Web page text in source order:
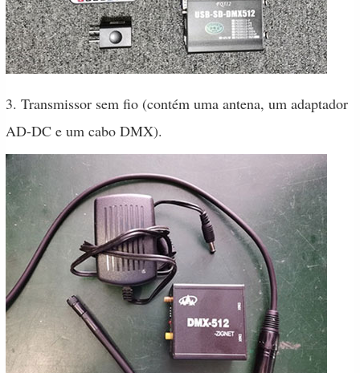
3. Transmissor sem fio (contém uma antena, um adaptador
AD-DC e um cabo DMX).